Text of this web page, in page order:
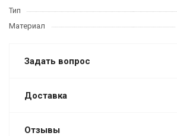
Тип
Материал
Задать вопрос
Доставка
Отзывы